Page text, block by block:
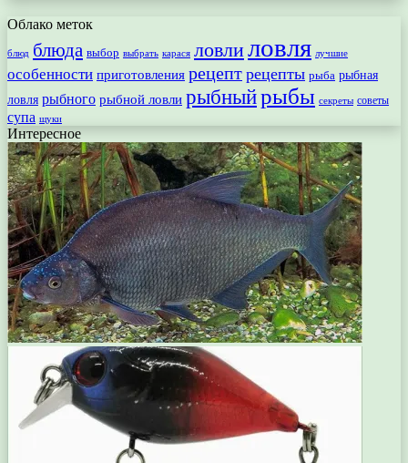
Облако меток
блюд блюда выбор выбрать карася ловлиловля лучшие
особенности приготовления рецепт рецепты рыба рыбная
ловля рыбного рыбной ловли рыбныйрыбы секреты советы
супа щуки
Интересное